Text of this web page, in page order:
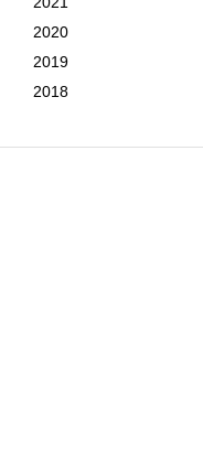
2020
2019
2018